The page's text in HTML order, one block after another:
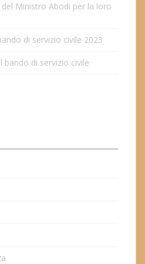
del Ministro Abodi per la loro
di servizio civile 2023
bando di servizio civile